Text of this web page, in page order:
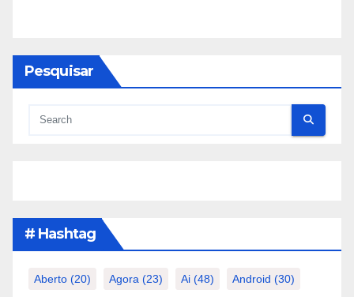
Pesquisar
# Hashtag
Aberto (20) Agora (23) Ai (48) Android (30)